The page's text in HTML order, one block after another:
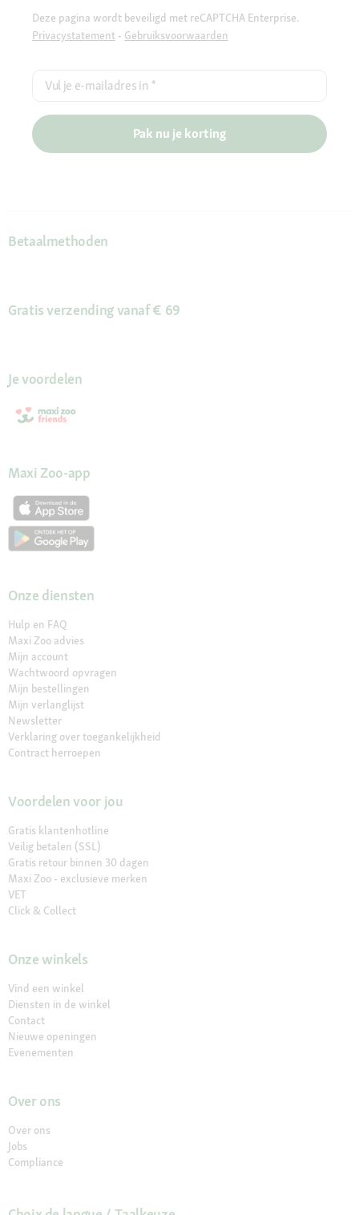
Deze pagina wordt beveiligd met reCAPTCHA Enterprise.
Privacystatement - Gebruiksvoorwaarden
Vul je e-mailadres in *
Pak nu je korting
Betaalmethoden
Gratis verzending vanaf € 69
Je voordelen
Maxi Zoo-app
Onze diensten
Hulp en FAQ
Maxi Zoo advies
Mijn account
Wachtwoord opvragen
Mijn bestellingen
Mijn verlanglijst
Newsletter
Verklaring over toegankelijkheid
Contract herroepen
Voordelen voor jou
Gratis klantenhotline
Veilig betalen (SSL)
Gratis retour binnen 30 dagen
Maxi Zoo - exclusieve merken
VET
Click & Collect
Onze winkels
Vind een winkel
Diensten in de winkel
Contact
Nieuwe openingen
Evenementen
Over ons
Over ons
Jobs
Compliance